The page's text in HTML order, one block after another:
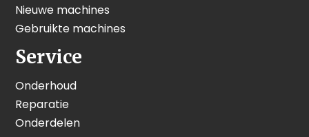
Nieuwe machines
Gebruikte machines
Service
Onderhoud
Reparatie
Onderdelen